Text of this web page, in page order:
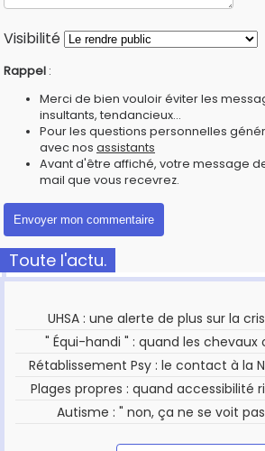
Visibilité
Rappel :
Merci de bien vouloir éviter les
insultants, tendancieux...
Pour les questions personnelles
avec nos assistants
Avant d'être affiché, votre message
mail que vous recevrez.
Toute l'actu.
UHSA : une alerte de plus sur la
" Équi-handi " : quand les chevaux
Rétablissement Psy : le contact à la
Plages propres : quand accessibilité
Autisme : " non, ça ne se voit